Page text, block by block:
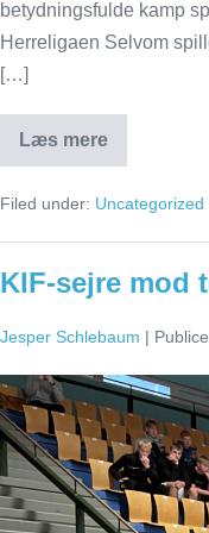
betydningsfulde kamp
Herreligaen Selvom
[…]
Læs mere
Opstart
og
er
på
Filed under: Uncategorized
KIF-sejre mod
Jesper Schlebaum |
KIF-
sejre
mod
to
norske